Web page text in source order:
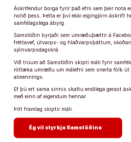
Áskrifendur borga fyrir það efni sem þeir nota
notið þess. Þetta er því ekki eigingjörn áskrift
samfélagslega ábyrg.
Samstöðin byrjaði sem umræðuþættir á
fréttavef, útvarps- og hlaðvarpsþáttum,
sjónvarpsdagskrá.
Við trúum að Samstöðin skipti máli fyrir
róttæka umræðu um málefni sem snerta fólk
almennings.
Ef þú ert sama sinnis skaltu endilega gerast
með einn af eigendum hennar.
Þitt framlag skiptir máli.
Ég vil styrkja Samstöðina